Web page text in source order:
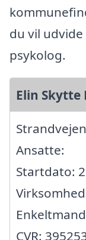
du vil
psykolog.
Elin Skytte
Ansatte:
Startdato:
CVR: